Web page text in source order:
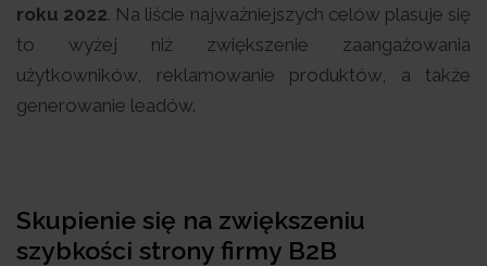
roku 2022. Na liście najważniejszych celów plasuje się
to wyżej niż zwiększenie zaangażowania
użytkowników, reklamowanie produktów, a także
generowanie leadów.
Skupienie się na zwiększeniu
szybkości strony firmy B2B